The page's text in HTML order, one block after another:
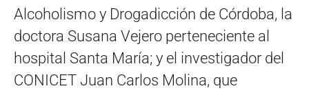
Alcoholismo y Drogadicción de Córdoba, la
doctora Susana Vejero perteneciente al
hospital Santa María; y el investigador del
CONICET Juan Carlos Molina, que